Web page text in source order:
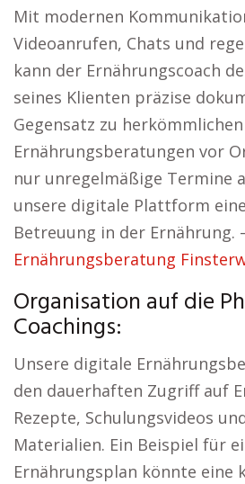
Mit modernen
Videoanrufen, Chats und
kann der Ernährungscoach
seines Klienten präzise
Gegensatz zu herkömmlichen
Ernährungsberatungen vor
nur unregelmäßige Termine
unsere digitale Plattform
Betreuung in der Ernährung.
Ernährungsberatung
Organisation auf die
Coachings:
Unsere digitale
den dauerhaften Zugriff auf
Rezepte, Schulungsvideos
Materialien. Ein Beispiel für
Ernährungsplan könnte eine